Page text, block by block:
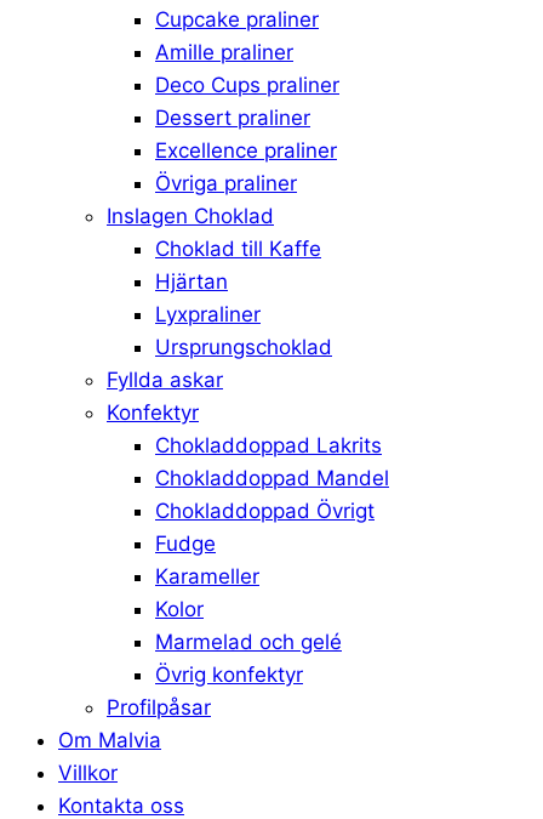
Cupcake praliner
Amille praliner
Deco Cups praliner
Dessert praliner
Excellence praliner
Övriga praliner
Inslagen Choklad
Choklad till Kaffe
Hjärtan
Lyxpraliner
Ursprungschoklad
Fyllda askar
Konfektyr
Chokladdoppad Lakrits
Chokladdoppad Mandel
Chokladdoppad Övrigt
Fudge
Karameller
Kolor
Marmelad och gelé
Övrig konfektyr
Profilpåsar
Om Malvia
Villkor
Kontakta oss